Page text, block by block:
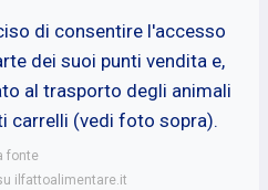
di consentire l'accesso
dei suoi punti vendita e,
al trasporto degli animali
carrelli (vedi foto sopra).
fonte
ilfattoalimentare.it